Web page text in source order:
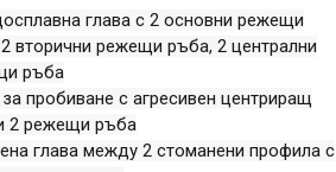
глава с 2 основни режещи
вторични режещи ръба, 2 централни
ръба
за пробиване с агресивен центриращ
2 режещи ръба
глава между 2 стоманени профила с